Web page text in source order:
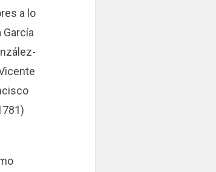
a lo
García